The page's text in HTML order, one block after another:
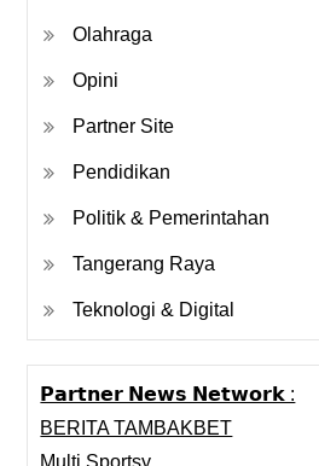
Olahraga
Opini
Partner Site
Pendidikan
Politik & Pemerintahan
Tangerang Raya
Teknologi & Digital
𝗣𝗮𝗿𝘁𝗻𝗲𝗿 𝗡𝗲𝘄𝘀 𝗡𝗲𝘁𝘄𝗼𝗿𝗸 :
BERITA TAMBAKBET
Multi Sportsy